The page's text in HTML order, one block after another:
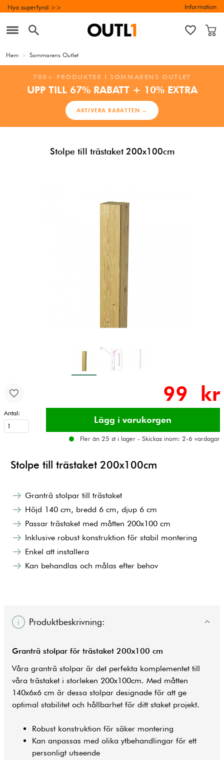
Nya superfynd >> Information
Hem > Sommarens Outlet
700+ PRODUKTER I SOMMARENS OUTLET
UPP TILL 67% RABATT + 10% EXTRA
AKTIVERA RABATTEN →
Stolpe till trästaket 200x100cm
99 kr
Antal:
Fler än 25 st i lager - Skickas inom: 2-6 vardagar
Stolpe till trästaket 200x100cm
Granträ stolpar till trästaket
Höjd 140 cm, bredd 6 cm, djup 6 cm
Passar trästaket med måtten 200x100 cm
Inklusive robust konstruktion för stabil montering
Enkel att installera
Kan behandlas och målas efter behov
Produktbeskrivning:
Granträ stolpar för trästaket 200x100 cm
Våra granträ stolpar är det perfekta komplementet till
våra trästaket i storleken 200x100cm. Med måtten
140x6x6 cm är dessa stolpar designade för att ge
optimal stabilitet och hållbarhet för ditt staket projekt.
Robust konstruktion för säker montering
Kan anpassas med olika ytbehandlingar för ett
personligt utseende